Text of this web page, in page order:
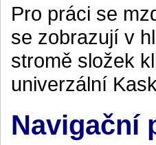
Pro práci se
se zobrazují v
stromě složek
univerzální
Navigační